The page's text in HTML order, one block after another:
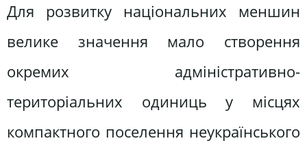
Для розвитку національних меншин
велике значення мало створення
окремих адміністративно-
територіальних одиниць у місцях
компактного поселення неукраїнського